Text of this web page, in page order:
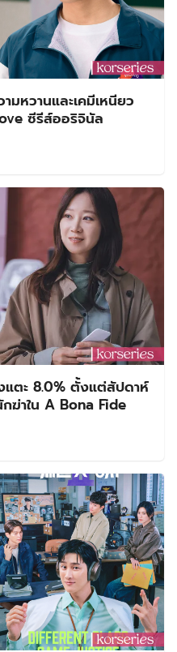
หวานและเคมีเหนียว
ซีรีส์ออริจินัล
แตะ 8.0% ตั้งแต่สัปดาห์
ฆ่าใน A Bona Fide